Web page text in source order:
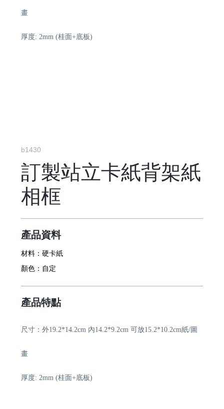
畫
厚度: 2mm (桂面+底板)
b1430
訂製站立卡紙背架紙
相框
產品資料
材料： 硬卡紙
顏色： 自定
產品特點
尺寸：外19.2*14.2cm 內14.2*9.2cm 可放15.2*10.2cm紙/圖
畫
厚度: 2mm (桂面+底板)